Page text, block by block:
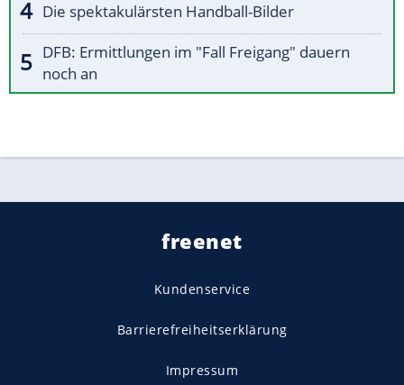
Die spektakulärsten Handball-Bilder
DFB: Ermittlungen im "Fall Freigang" dauern
noch an
freenet
Kundenservice
Barrierefreiheitserklärung
Impressum